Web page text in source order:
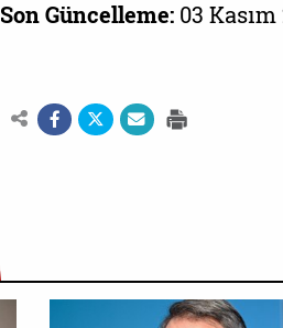
Son Güncelleme: 03